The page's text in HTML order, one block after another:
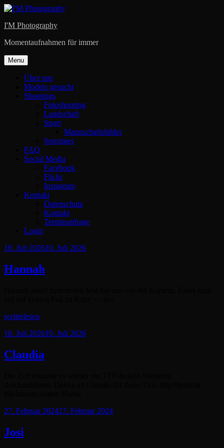
Skip
content
I'M Photography
Momentaufnahmen für immer
Menu
Über uns
Models gesucht
Shootings
Fotoshooting
Landschaft
Sport
Mannschaftsbilder
Sonstiges
FAQ
Social Media
Facebook
Flickr
Instagram
Kontakt
Datenschutz
Kontakt
Terminanfrage
Login
Posted
10. Juli 202610. Juli 2026
Hannah
weiterlesen
Posted
10. Juli 202610. Juli 2026
Claudia
Posted
27. Februar 202427. Februar 2024
Josi